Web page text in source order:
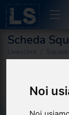
Noi
Scheda
Pinco Pallino Joe